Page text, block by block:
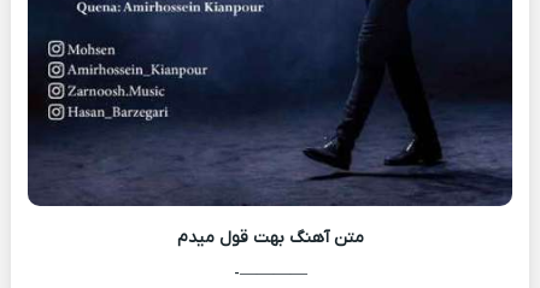
متن آهنگ بهت قول میدم
————-